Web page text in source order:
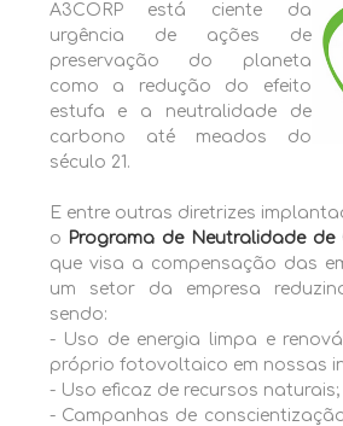
A3CORP está ciente da
urgência de ações de
preservação do planeta
como a redução do efeito
estufa e a neutralidade de
carbono até meados do
século 21.
E entre outras diretrizes
o Programa de Neutralidade de
que visa a compensação das
um setor da empresa
sendo:
- Uso de energia limpa e
próprio fotovoltaico em nossas
- Uso eficaz de recursos naturais;
- Campanhas de